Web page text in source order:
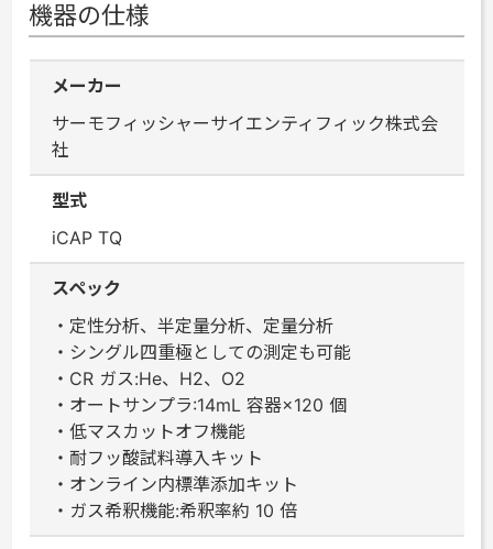
機器の仕様
メーカー
サーモフィッシャーサイエンティフィック株式会
社
型式
iCAP TQ
スペック
・定性分析、半定量分析、定量分析
・シングル四重極としての測定も可能
・CR ガス:He、H2、O2
・オートサンプラ:14mL 容器×120 個
・低マスカットオフ機能
・耐フッ酸試料導入キット
・オンライン内標準添加キット
・ガス希釈機能:希釈率約 10 倍